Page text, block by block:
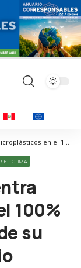
Corresponsables > Noticias > Cruz Roja encuentra microplásticos en el 100% de las muestras de su último estudio
EL CLIMA
100%
su